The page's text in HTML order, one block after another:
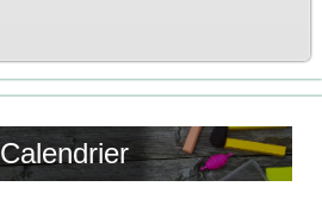
Calendrier